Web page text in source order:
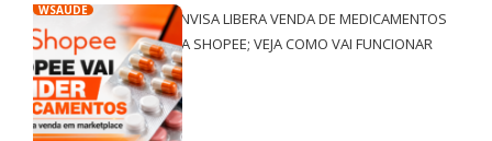
WSAÚDE
ANVISA LIBERA VENDA DE MEDICAMENTOS
NA SHOPEE; VEJA COMO VAI FUNCIONAR